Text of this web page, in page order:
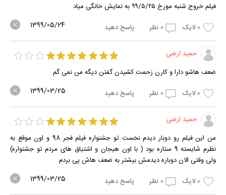
فیلم خروج شنبه مورخ ۹۹/۵/۲۵ به نمایش خانگی میاد
0 لایک 0 نظر پاسخ دهید 1399/05/24
حمید ارضی
ضعف هاشو دارا و کارن زحمت کشیدن گفتن دیگه من نمی گم
0 لایک 0 نظر پاسخ دهید 1399/03/25
حمید ارضی
من این فیلم رو دوبار دیدم نخست تو جشنواره فیلم فجر 98 و اون موقع به
نظرم شایسته 9 ستاره بود ( با اون هیجان و اشتیاق های مردم تو جشنواره)
ولی وقتی الان دوباره دیدمش بیشتر به ضعف هاش پی بردم
0 لایک 0 نظر پاسخ دهید 1399/03/25